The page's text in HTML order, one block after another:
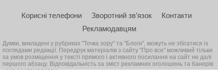
Корисні телефони Зворотний зв’язок
Контакти
Рекламодавцям
Думки, викладені у рубриках "Точка зору" та "Блоги", можуть не збігатися із
поглядами редакції. Передрук матеріалів з сайту "Про все" можливий тільки
за умов розміщення у тексті прямого і активного посилання на сайт не далі
першого абзацу. Відповідальність за зміст рекламних оголошень та банерів
несе рекламодавець